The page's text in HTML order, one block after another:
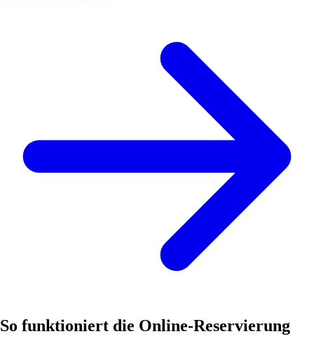
So funktioniert die Online-Reservierung